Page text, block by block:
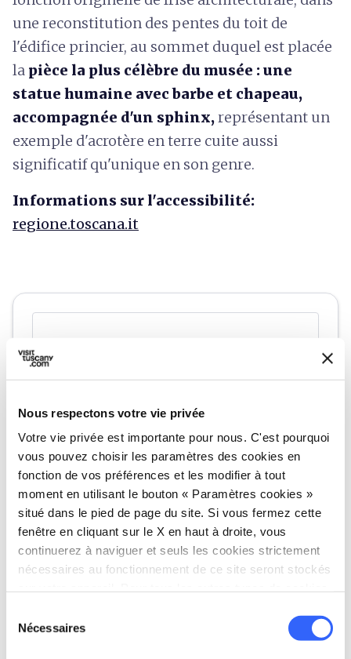
Nous respectons votre vie privée
Votre vie privée est importante pour nous. C'est pourquoi
vous pouvez choisir les paramètres des cookies en
fonction de vos préférences et les modifier à tout
moment en utilisant le bouton « Paramètres cookies »
situé dans le pied de page du site. Si vous fermez cette
fenêtre en cliquant sur le X en haut à droite, vous
continuerez à naviguer et seuls les cookies strictement
nécessaires au fonctionnement de ce site seront stockés
Nécessaires
une reconstitution des pentes du toit de
l'édifice princier, au sommet duquel est placée
la pièce la plus célèbre du musée : une
statue humaine avec barbe et chapeau,
accompagnée d'un sphinx,représentant un
exemple d'acrotère en terre cuite aussi
significatif qu'unique en son genre.
Informations sur l'accessibilité:
regione.toscana.it
directions Directions
Informations
home Où
Antiquarium di Poggio Civitate Museo
Archeologico